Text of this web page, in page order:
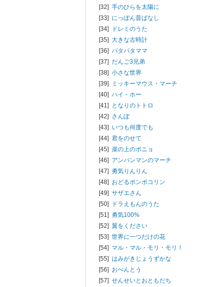
[32] 手のひらを太陽に
[33] にっぽん昔ばなし
[34]
ドレミのうた
[35] 大きな古時計
[36] パタパタママ
[37] だんご3兄弟
[38] 小さな世界
[39]
ミッキーマウス・マーチ
[40] ハイ・ホー
[41] となりのトトロ
[42] さんぽ
[43] いつも何度でも
[44] 君をのせて
[45] 崖の上のポニョ
[46] アンパンマンのマーチ
[47] 勇気りんりん
[48] おどるポンポコリン
[49] サザエさん
[50]
ドラえもんのうた
[51] 勇気100%
[52] 翼をください
[53] 世界に一つだけの花
[54] マル・マル・モリ・モリ！
[55] はみがきじょうずかな
[56] おべんとう
[57] せんせいとおともだち